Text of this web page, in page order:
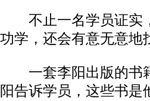
不止一名学员证实，
功学，还会有意无意地
一套李阳出版的书籍
阳告诉学员，这些书是